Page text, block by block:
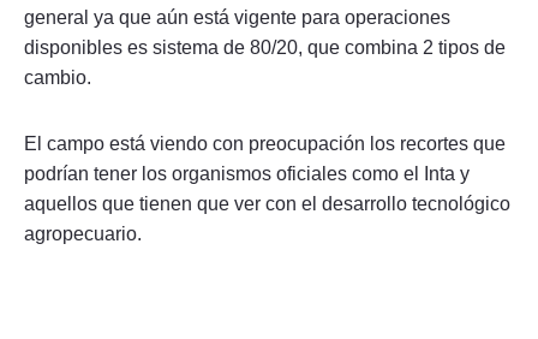
general ya que aún está vigente para operaciones
disponibles es sistema de 80/20, que combina 2 tipos de
cambio.
El campo está viendo con preocupación los recortes que
podrían tener los organismos oficiales como el Inta y
aquellos que tienen que ver con el desarrollo tecnológico
agropecuario.